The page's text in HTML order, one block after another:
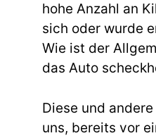
hohe Anzahl an
sich oder wurde
Wie ist der
das Auto
Diese und
uns, bereits vor